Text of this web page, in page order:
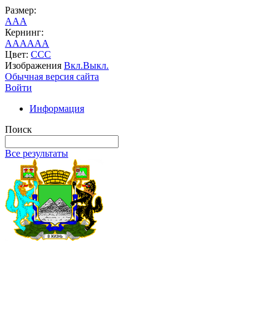
Размер:
AAA
Кернинг:
AAAAAA
Цвет: CCC
Изображения Вкл.Выкл.
Обычная версия сайта
Войти
Информация
Поиск
Все результаты